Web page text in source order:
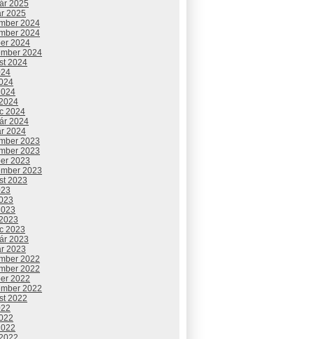
2025
2025
2024
2024
2024
2024
2024
2024
2024
2024
2023
2023
2023
2023
2023
2023
2023
2023
2022
2022
2022
2022
2022